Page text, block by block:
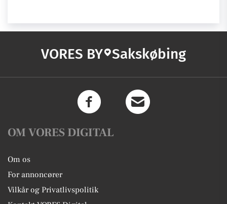
VORES BY Sakskøbing
OM VORES DIGITAL
Om os
For annoncører
Vilkår og Privatlivspolitik